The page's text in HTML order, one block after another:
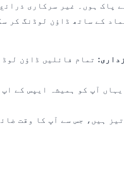
پاک ہوں۔ غیر سرکاری
تمام فائلیں ڈاؤن
یہاں آپ کو ہمیشہ ایپس کے